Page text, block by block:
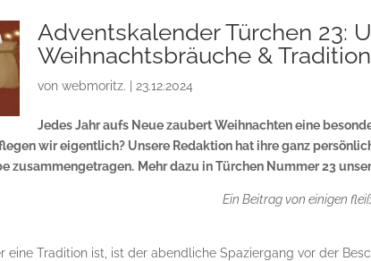
Adventskalender Türchen 23:
Weihnachtsbräuche &
vonwebmoritz. 23.12.2024
Jedes Jahr aufs Neue zaubert Weihnachten eine
wir eigentlich? Unsere Redaktion hat ihre ganz
zusammengetragen. Mehr dazu in Türchen Nummer 23
Ein Beitrag von einigen
eine Tradition ist, ist der abendliche Spaziergang vor der